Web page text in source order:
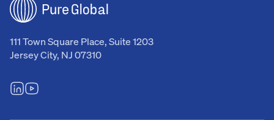
111 Town Square Place, Suite 1203
Jersey City, NJ 07310